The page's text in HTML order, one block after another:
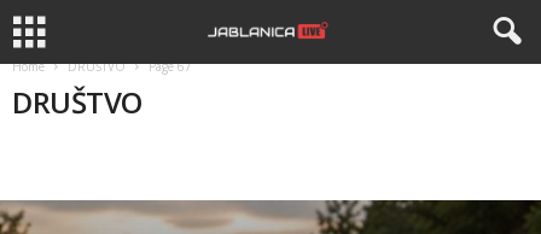
Home DRUŠTVO Page 67
DRUŠTVO